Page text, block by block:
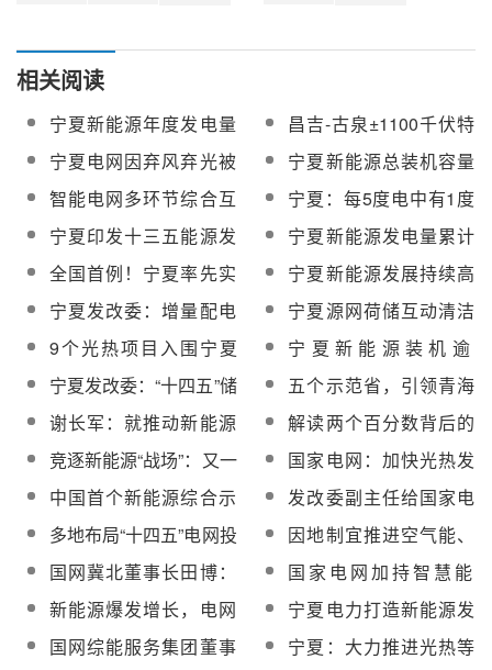
相关阅读
宁夏新能源年度发电量
首次突破200亿千瓦时
昌吉-古泉±1100千伏特
高压工程宁夏段贯通
宁夏电网因弃风弃光被
索赔3.1亿元
宁夏新能源总装机容量
突破1600万千瓦
智能电网多环节综合互
动关键技术攻克宁夏新
能源消纳难题
宁夏：每5度电中有1度
是新能源
宁夏印发十三五能源发
展规划：力争建成
100MW光热发电项目
宁夏新能源发电量累计
突破1000亿千瓦时
全国首例！宁夏率先实
现新能源发电1100万千
瓦超全网用电负荷
宁夏新能源发展持续高
速增长 2019年上半年新
能源利用率达97.24%
宁夏发改委：增量配电
网配电价格实行最高限
价管理 以招标方式确定
投资主体的配电网
宁夏源网荷储互动清洁
能源消纳试点交易启动
成交电量120万千瓦时
9个光热项目入围宁夏
2020年自治区财政支持
可再生能源试点示范项
目名单
宁夏新能源装机逾
25GW，消纳技术普及
全国1700座场站
宁夏发改委：“十四五”储
能配置容量不低于新能
源装机10%！
五个示范省，引领青海
发展新格局
谢长军：就推动新能源
行业持续健康发展的几
点看法和建议
解读两个百分数背后的
“宁夏风光”
竞逐新能源“战场”：又一
地方能源国企斥资百亿
入局
国家电网：加快光热发
电技术推广应用，发展
光热发电提高系统调节
能力
中国首个新能源综合示
范区探索打造“双碳”样板
间
发改委副主任给国家电
网提“转”“安”“储”“改”四个
希望
多地布局“十四五”电网投
资，将推动电网向能源
互联网升级
因地制宜推进空气能、
地热能、光热能应用！
国网河北电力加快构建
能源综合利用体系
国网冀北董事长田博：
发挥优势激发潜能，推
动碳达峰、碳中和目标
落地
国家电网加持智慧能
源，多个项目陆续启动
新能源爆发增长，电网
做好准备了吗？
宁夏电力打造新能源发
展“双样板”
国网综能服务集团董事
宁夏：大力推进光热等